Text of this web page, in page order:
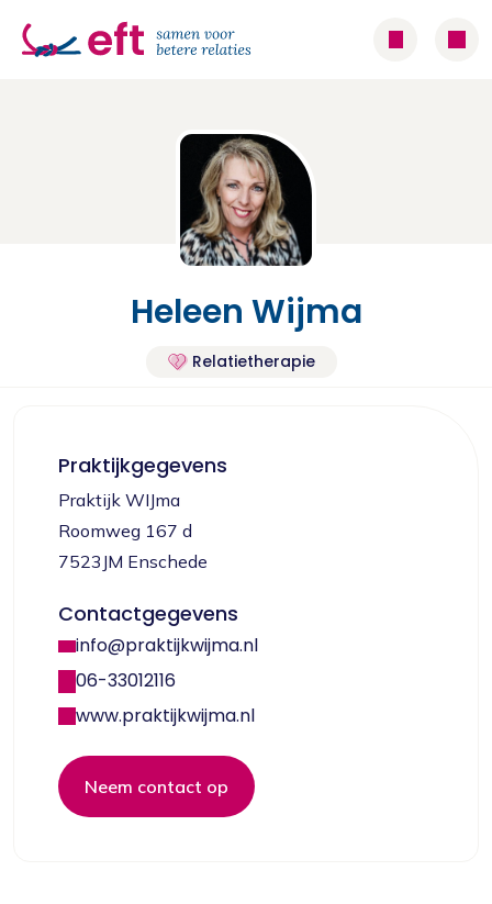
Heleen Wijma
Relatietherapie
Praktijkgegevens
Praktijk WIJma
Roomweg 167 d
7523JM Enschede
Contactgegevens
info@praktijkwijma.nl
06-33012116
www.praktijkwijma.nl
Neem contact op